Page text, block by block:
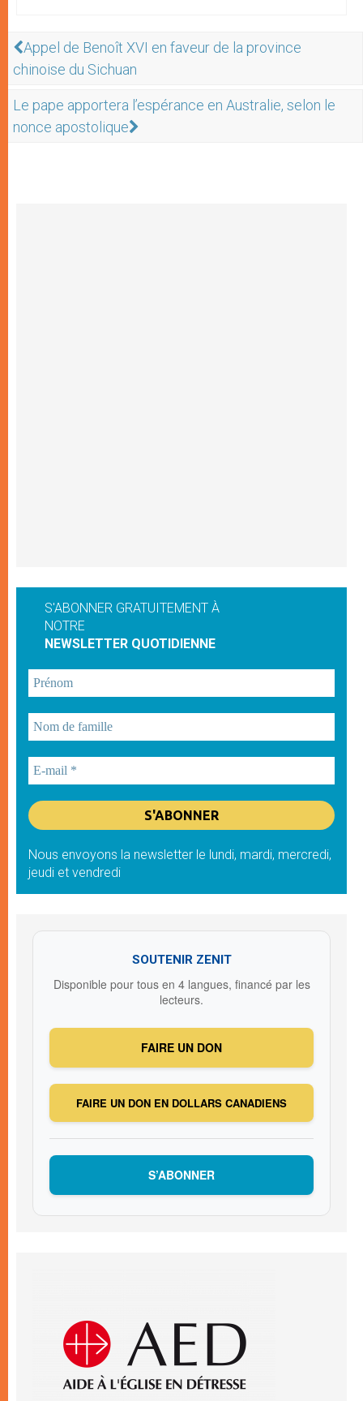
Appel de Benoît XVI en faveur de la province
chinoise du Sichuan
Le pape apportera l’espérance en Australie, selon le
nonce apostolique
S'ABONNER GRATUITEMENT À
NOTRE
NEWSLETTER QUOTIDIENNE
Nous envoyons la newsletter le lundi, mardi, mercredi,
jeudi et vendredi
SOUTENIR ZENIT
Disponible pour tous en 4 langues, financé par les
lecteurs.
FAIRE UN DON
FAIRE UN DON EN DOLLARS CANADIENS
S’ABONNER